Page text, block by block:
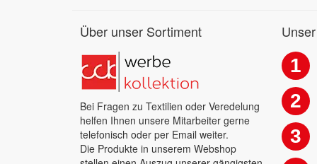
Über unser Sortiment
Bei Fragen zu Textilien oder Veredelung
helfen Ihnen unsere Mitarbeiter gerne
telefonisch oder per Email weiter.
Die Produkte in unserem Webshop
1
2
3